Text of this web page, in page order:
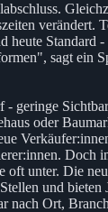
verändert.
heute Standard
sagt ein
- geringe
oder
Doch
oft unter. Die
und bieten
nach Ort,